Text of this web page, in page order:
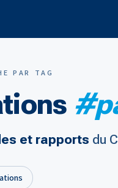
PAR TAG
et rapports du